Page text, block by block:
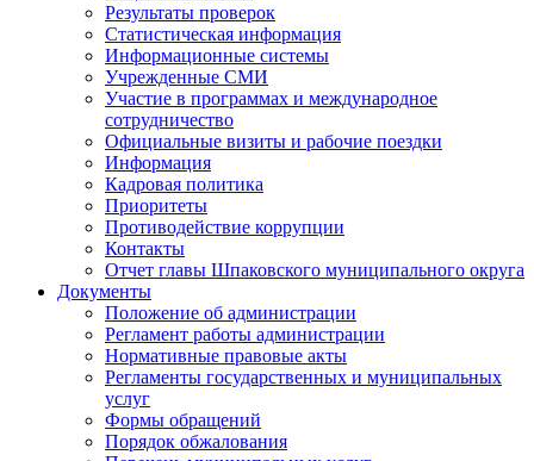
Результаты проверок
Статистическая информация
Информационные системы
Учрежденные СМИ
Участие в программах и международное
сотрудничество
Официальные визиты и рабочие поездки
Информация
Кадровая политика
Приоритеты
Противодействие коррупции
Контакты
Отчет главы Шпаковского муниципального округа
Документы
Положение об администрации
Регламент работы администрации
Нормативные правовые акты
Регламенты государственных и муниципальных
услуг
Формы обращений
Порядок обжалования